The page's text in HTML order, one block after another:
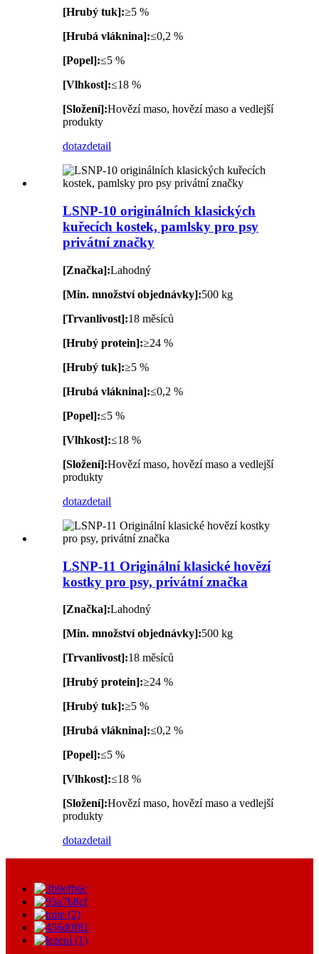
[Hrubý tuk]:≥5 %
[Hrubá vláknina]:≤0,2 %
[Popel]:≤5 %
[Vlhkost]:≤18 %
[Složení]:Hovězí maso, hovězí maso a vedlejší
produkty
dotazdetail
LSNP-10 originálních klasických
kuřecích kostek, pamlsky pro psy
privátní značky
[Značka]:Lahodný
[Min. množství objednávky]:500 kg
[Trvanlivost]:18 měsíců
[Hrubý protein]:≥24 %
[Hrubý tuk]:≥5 %
[Hrubá vláknina]:≤0,2 %
[Popel]:≤5 %
[Vlhkost]:≤18 %
[Složení]:Hovězí maso, hovězí maso a vedlejší
produkty
dotazdetail
LSNP-11 Originální klasické hovězí
kostky pro psy, privátní značka
[Značka]:Lahodný
[Min. množství objednávky]:500 kg
[Trvanlivost]:18 měsíců
[Hrubý protein]:≥24 %
[Hrubý tuk]:≥5 %
[Hrubá vláknina]:≤0,2 %
[Popel]:≤5 %
[Vlhkost]:≤18 %
[Složení]:Hovězí maso, hovězí maso a vedlejší
produkty
dotazdetail